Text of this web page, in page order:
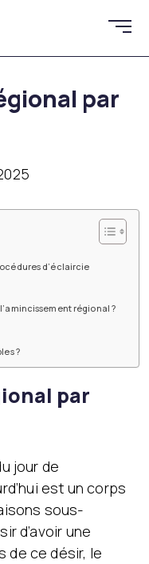
par
d’éclaircie
régional ?
?
par
jour de
est un corps
sous-
d’avoir une
de ce désir, le